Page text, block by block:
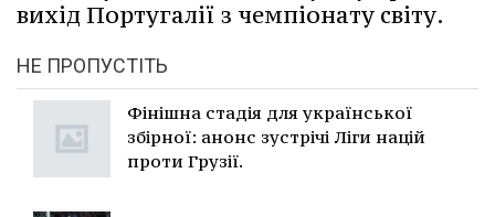
вихід Португалії з чемпіонату світу.
НЕ ПРОПУСТІТЬ
Фінішна стадія для української
збірної: анонс зустрічі Ліги націй
проти Грузії.